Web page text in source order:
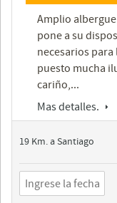
Amplio
pone a su
necesarios
puesto mucha
cariño,...
Mas detalles.
19 Km. a Santiago